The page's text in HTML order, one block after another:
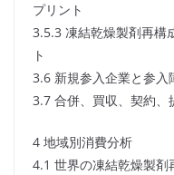
プリント
3.5.3 凍結乾燥製剤再構
ト
3.6 新規参入企業と参入
3.7 合併、買収、契約、
4 地域別消費分析
4.1 世界の凍結乾燥製剤